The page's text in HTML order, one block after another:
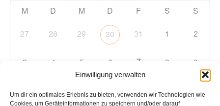
Einwilligung verwalten
Um dir ein optimales Erlebnis zu bieten, verwenden wir Technologien wie
Cookies, um Geräteinformationen zu speichern und/oder darauf
M D M D F S S
27 28 29 30 31 1 2
3 4 5 6 7 8 9
10 11 12 13 14 15